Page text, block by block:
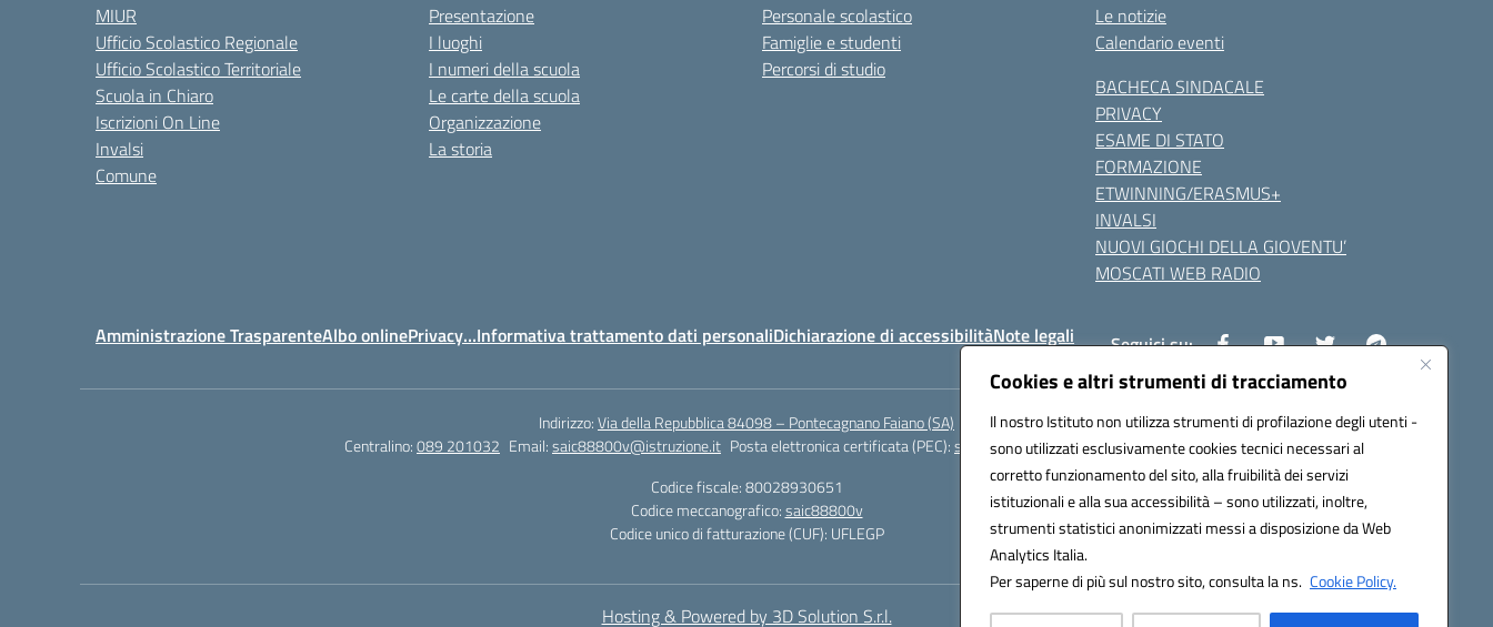
Cookies e altri strumenti di tracciamento
Il nostro Istituto non utilizza strumenti di profilazione degli utenti -
sono utilizzati esclusivamente cookies tecnici necessari al
corretto funzionamento del sito, alla fruibilità dei servizi
istituzionali e alla sua accessibilità – sono utilizzati, inoltre,
strumenti statistici anonimizzati messi a disposizione da Web
Analytics Italia.
Per saperne di più sul nostro sito, consulta la ns. Cookie Policy.
MIUR
Ufficio Scolastico Regionale
Ufficio Scolastico Territoriale
Scuola in Chiaro
Iscrizioni On Line
Invalsi
Comune
Presentazione
I luoghi
I numeri della scuola
Le carte della scuola
Organizzazione
La storia
Personale scolastico
Famiglie e studenti
Percorsi di studio
Le notizie
Calendario eventi
BACHECA SINDACALE
PRIVACY
ESAME DI STATO
FORMAZIONE
ETWINNING/ERASMUS+
INVALSI
NUOVI GIOCHI DELLA GIOVENTU’
MOSCATI WEB RADIO
Amministrazione TrasparenteAlbo onlinePrivacy…Informativa trattamento dati personaliDichiarazione di accessibilitàNote legali Seguici su:
Indirizzo:Via della Repubblica 84098 – Pontecagnano Faiano (SA)
Centralino:089 201032 Email:saic88800v@istruzione.it Posta elettronica certificata (PEC):saic88800v@pec.istruzione.it
Codice fiscale: 80028930651
Codice meccanografico:saic88800v
Codice unico di fatturazione (CUF): UFLEGP
Hosting & Powered by 3D Solution S.r.l.